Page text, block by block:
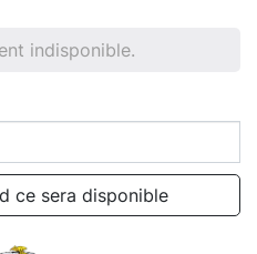
indisponible.
ce sera disponible